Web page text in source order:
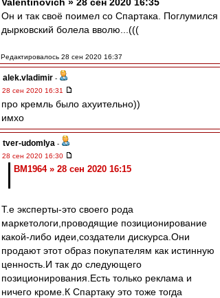
Он и так своё поимел со Спартака. Поглумился
дырковский болела вволю...(((
Редактировалось 28 сен 2020 16:37
alek.vladimir -
28 сен 2020 16:31
про кремль было ахуительно))
имхо
tver-udomlya -
28 сен 2020 16:30
BM1964 » 28 сен 2020 16:15
Т.е эксперты-это своего рода
маркетологи,проводящие позиционирование
какой-либо идеи,создатели дискурса.Они
продают этот образ покупателям как истинную
ценность.И так до следующего
позиционирования.Есть только реклама и
ничего кроме.К Спартаку это тоже тогда